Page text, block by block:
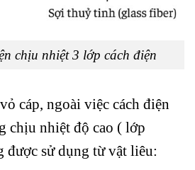
chịu nhiệt 3 lớp cách điện
cáp, ngoài việc cách điện
chịu nhiệt độ cao ( lớp
được sử dụng từ vật liêu: